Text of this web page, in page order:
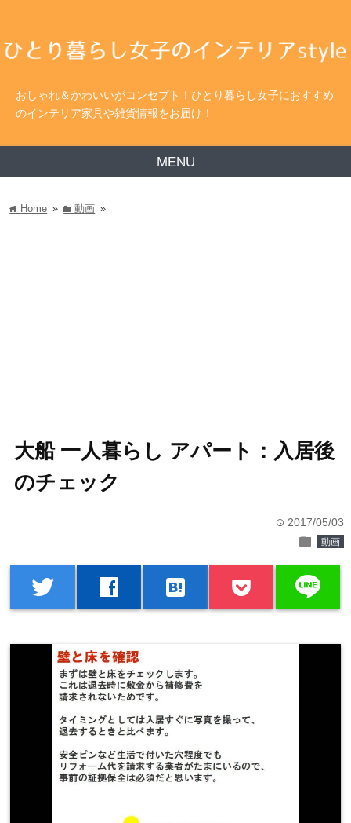
おしゃれ＆かわいいがコンセプト！ひとり暮らし女子におすすめ
のインテリア家具や雑貨情報をお届け！
MENU
home Home » folder動画 »
大船 一人暮らし アパート：入居後
のチェック
time 2017/05/03
folder 動画
twitter facebook hatenabookmark line